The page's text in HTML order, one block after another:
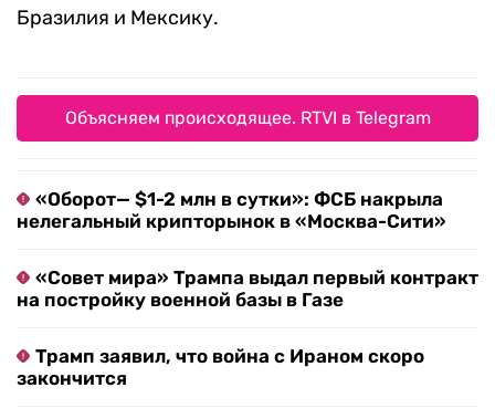
Бразилия и Мексику.
Объясняем происходящее. RTVI в Telegram
«Оборот— $1-2 млн в сутки»: ФСБ накрыла
нелегальный крипторынок в «Москва-Сити»
«Совет мира» Трампа выдал первый контракт
на постройку военной базы в Газе
Трамп заявил, что война с Ираном скоро
закончится